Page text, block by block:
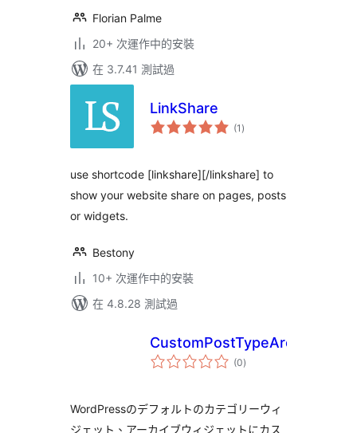
Florian Palme
20+ 次運作中的安裝
在 3.7.41 測試過
LinkShare
(1 總
評)
use shortcode [linkshare][/linkshare] to
show your website share on pages, posts
or widgets.
Bestony
10+ 次運作中的安裝
在 4.8.28 測試過
CustomPostTypeArchive
(0總
評)
WordPressのデフォルトのカテゴリーウィ
ジェット、アーカイブウィジェットにカス